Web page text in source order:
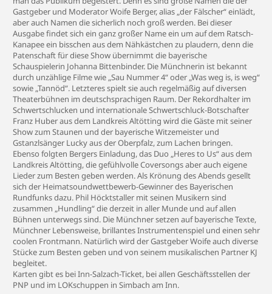
Gastgeber und Moderator Woife Berger, alias „der Fälscher“ einlädt,
aber auch Namen die sicherlich noch groß werden. Bei dieser
Ausgabe findet sich ein ganz großer Name ein um auf dem Ratsch-
Kanapee ein bisschen aus dem Nähkästchen zu plaudern, denn die
Patenschaft für diese Show übernimmt die bayerische
Schauspielerin Johanna Bittenbinder. Die Münchnerin ist bekannt
durch unzählige Filme wie „Sau Nummer 4“ oder „Was weg is, is weg“
sowie „Tannöd“. Letzteres spielt sie auch regelmäßig auf diversen
Theaterbühnen im deutschsprachigen Raum. Der Rekordhalter im
Schwertschlucken und internationale Schwertschluck-Botschafter
Franz Huber aus dem Landkreis Altötting wird die Gäste mit seiner
Show zum Staunen und der bayerische Witzemeister und
Gstanzlsänger Lucky aus der Oberpfalz, zum Lachen bringen.
Ebenso folgten Bergers Einladung, das Duo „Heres to Us“ aus dem
Landkreis Altötting, die gefühlvolle Coversongs aber auch eigene
Lieder zum Besten geben werden. Als Krönung des Abends gesellt
sich der Heimatsoundwettbewerb-Gewinner des Bayerischen
Rundfunks dazu. Phil Höcktstaller mit seinen Musikern sind
zusammen „Hundling“ die derzeit in aller Munde und auf allen
Bühnen unterwegs sind. Die Münchner setzen auf bayerische Texte,
Münchner Lebensweise, brillantes Instrumentenspiel und einen sehr
coolen Frontmann. Natürlich wird der Gastgeber Woife auch diverse
Stücke zum Besten geben und von seinem musikalischen Partner KJ
begleitet.
Karten gibt es bei Inn-Salzach-Ticket, bei allen Geschäftsstellen der
PNP und im LOKschuppen in Simbach am Inn.